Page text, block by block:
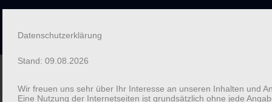
Zum
springen
Wir entlocken euch Geschichten
Startseite»Über die Autorin
Datenschutzerklärung
Stand: 09.08.2026
Wir freuen uns sehr über Ihr Interesse an unseren Inhalten und
Eine Nutzung der Internetseiten ist grundsätzlich ohne jede